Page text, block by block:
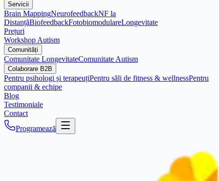
Servicii
Brain MappingNeurofeedbackNF la
DistanțăBiofeedbackFotobiomodulareLongevitate
Prețuri
Workshop Autism
Comunități
Comunitate LongevitateComunitate Autism
Colaborare B2B
Pentru psihologi și terapeuțiPentru săli de fitness & wellnessPentru
companii & echipe
Blog
Testimoniale
Contact
Programează